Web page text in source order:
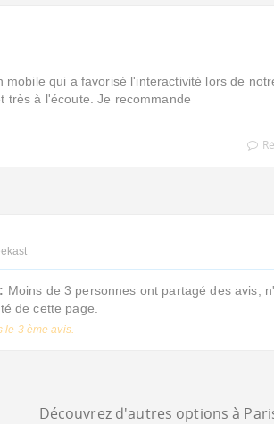
mobile qui a favorisé l'interactivité lors de
très à l'écoute. Je recommande
Moins de 3 personnes ont partagé des avis,
de cette page.
le 3 ème avis.
Découvrez d'autres options à